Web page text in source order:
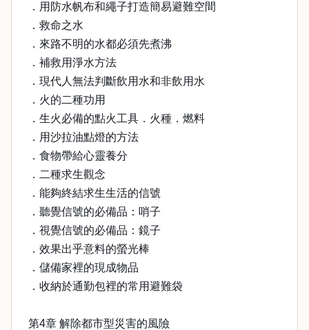
．用防水帆布和繩子打造簡易避難空間
．救命之水
．來路不明的水都必須先煮沸
．補救用淨水方法
．現代人無法判斷飲用水和非飲用水
．火的二種功用
．生火必備的點火工具．火種．燃料
．用沙拉油點燈的方法
．食物帶給心靈養分
．二種求生觀念
．能夠終結求生生活的信號
．聽覺信號的必備品：哨子
．視覺信號的必備品：鏡子
．效果出乎意料的螢光棒
．儲備家裡的現成物品
．收納於通勤包裡的常用避難袋
第4章 解除都市型災害的風險